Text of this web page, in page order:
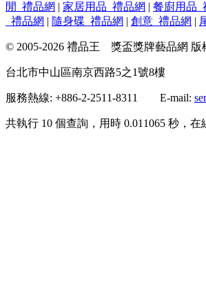
閒_禮品網 | 家居用品_禮品網 | 餐廚用品_
_禮品網 | 隨身碟_禮品網 | 創意_禮品網 |
© 2005-2026 禮品王 獎盃獎牌藝品網 版
台北市中山區南京西路5之1號8樓
服務熱線: +886-2-2511-8311 E-mail:
共執行 10 個查詢，用時 0.011065 秒，